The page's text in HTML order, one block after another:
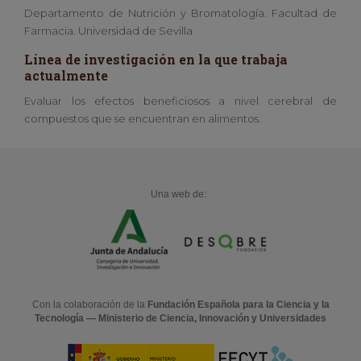
Departamento de Nutrición y Bromatología. Facultad de
Farmacia. Universidad de Sevilla
Línea de investigación en la que trabaja
actualmente
Evaluar los efectos beneficiosos a nivel cerebral de
compuestos que se encuentran en alimentos.
Una web de:
Con la colaboración de la Fundación Española para la Ciencia y la
Tecnología — Ministerio de Ciencia, Innovación y Universidades